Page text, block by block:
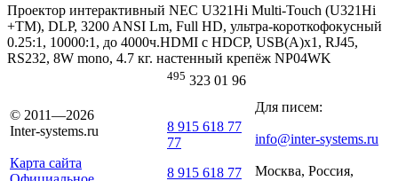
Проектор интерактивный NEC U321Hi Multi-Touch (U321Hi
+ТМ), DLP, 3200 ANSI Lm, Full HD, ультра-короткофокусный
0.25:1, 10000:1, до 4000ч.HDMI с HDCP, USB(A)х1, RJ45,
RS232, 8W mono, 4.7 кг. настенный крепёж NP04WK
© 2011—2026
Inter-systems.ru
Карта сайта
495 323 01 96
8 915 618 77
77
8 915 618 77
Для писем:
info@inter-systems.ru
Москва, Россия,